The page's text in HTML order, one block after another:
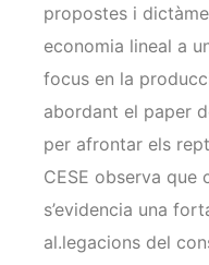
propostes i
economia lineal a
focus en la
abordant el paper
per afrontar els
CESE observa que
s’evidencia una
al.legacions del